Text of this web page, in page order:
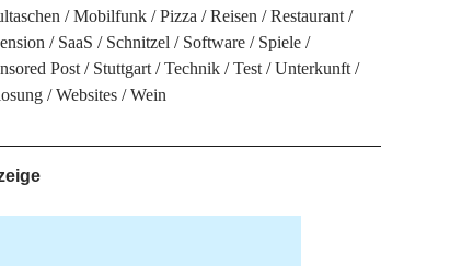
Mobilfunk Pizza Reisen
Restaurant
SaaS Schnitzel Software
Spiele
Post
Stuttgart Technik Test
Unterkunft
Websites Wein